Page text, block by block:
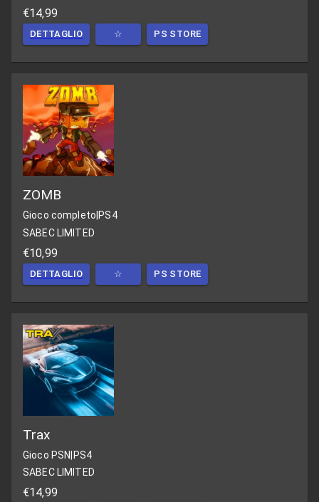
€14,99
DETTAGLIO ☆ PS STORE
ZOMB
Gioco completo PS4
SABEC LIMITED
€10,99
DETTAGLIO ☆ PS STORE
Trax
Gioco PSN|PS4
SABEC LIMITED
€14,99